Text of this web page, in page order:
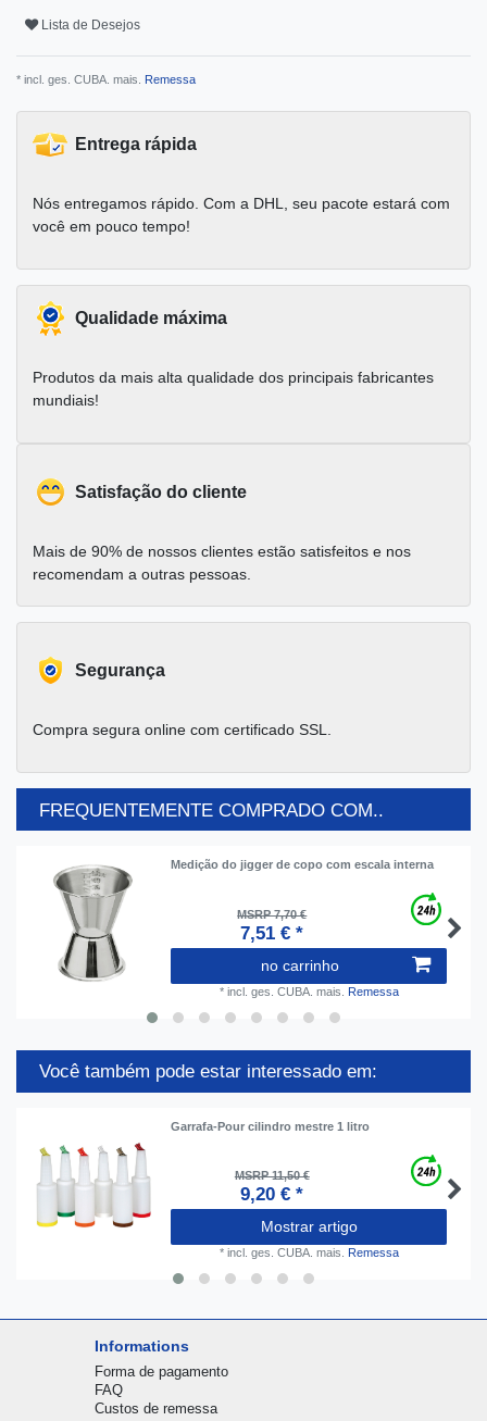
Lista de Desejos
* incl. ges. CUBA. mais. Remessa
Entrega rápida
Nós entregamos rápido. Com a DHL, seu pacote estará com
você em pouco tempo!
Qualidade máxima
Produtos da mais alta qualidade dos principais fabricantes
mundiais!
Satisfação do cliente
Mais de 90% de nossos clientes estão satisfeitos e nos
recomendam a outras pessoas.
Segurança
Compra segura online com certificado SSL.
FREQUENTEMENTE COMPRADO COM..
Medição do jigger de copo com escala interna
MSRP 7,70 €
7,51 € *
no carrinho
* incl. ges. CUBA. mais. Remessa
Você também pode estar interessado em:
Garrafa-Pour cilindro mestre 1 litro
MSRP 11,50 €
9,20 € *
Mostrar artigo
* incl. ges. CUBA. mais. Remessa
Informations
Forma de pagamento
FAQ
Custos de remessa